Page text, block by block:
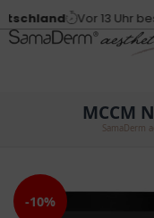
Vor 13 Uhr
MCCM
SamaDerm
-10%